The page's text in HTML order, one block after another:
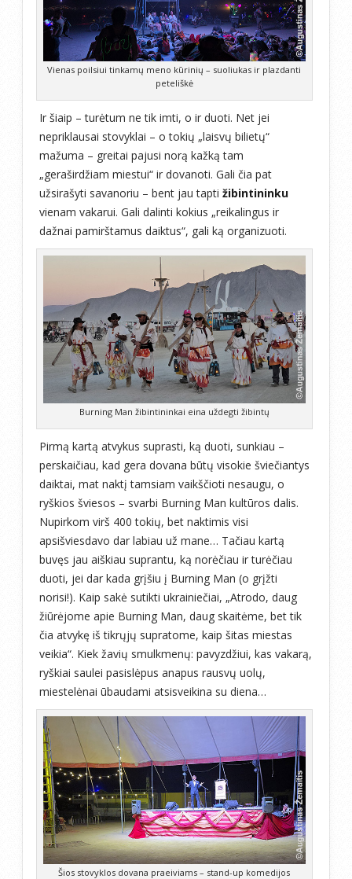
Vienas poilsiui tinkamų meno kūrinių – suoliukas ir plazdanti
peteliškė
Ir šiaip – turėtum ne tik imti, o ir duoti. Net jei
nepriklausai stovyklai – o tokių „laisvų bilietų“
mažuma – greitai pajusi norą kažką tam
„geraširdžiam miestui“ ir dovanoti. Gali čia pat
užsirašyti savanoriu – bent jau tapti žibintininku
vienam vakarui. Gali dalinti kokius „reikalingus ir
dažnai pamirštamus daiktus“, gali ką organizuoti.
Burning Man žibintininkai eina uždegti žibintų
Pirmą kartą atvykus suprasti, ką duoti, sunkiau –
perskaičiau, kad gera dovana būtų visokie šviečiantys
daiktai, mat naktį tamsiam vaikščioti nesaugu, o
ryškios šviesos – svarbi Burning Man kultūros dalis.
Nupirkom virš 400 tokių, bet naktimis visi
apsišviesdavo dar labiau už mane… Tačiau kartą
buvęs jau aiškiau suprantu, ką norėčiau ir turėčiau
duoti, jei dar kada grįšiu į Burning Man (o grįžti
norisi!). Kaip sakė sutikti ukrainiečiai, „Atrodo, daug
žiūrėjome apie Burning Man, daug skaitėme, bet tik
čia atvykę iš tikrųjų supratome, kaip šitas miestas
veikia“. Kiek žavių smulkmenų: pavyzdžiui, kas vakarą,
ryškiai saulei pasislėpus anapus rausvų uolų,
miestelėnai ūbaudami atsisveikina su diena…
Šios stovyklos dovana praeiviams – stand-up komedijos